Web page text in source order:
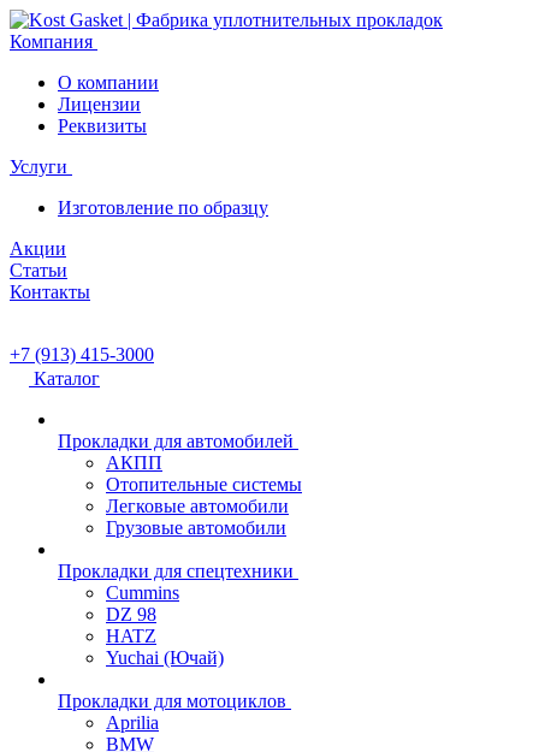
Компания
О компании
Лицензии
Реквизиты
Услуги
Изготовление по образцу
Акции
Статьи
Контакты
+7 (913) 415-3000
Каталог
Прокладки для автомобилей
АКПП
Отопительные системы
Легковые автомобили
Грузовые автомобили
Прокладки для спецтехники
Cummins
DZ 98
HATZ
Yuchai (Ючай)
Прокладки для мотоциклов
Aprilia
BMW